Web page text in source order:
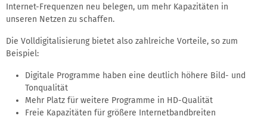
Internet-Frequenzen neu belegen, um mehr Kapazitäten in
unseren Netzen zu schaffen.
Die Volldigitalisierung bietet also zahlreiche Vorteile, so zum
Beispiel:
Digitale Programme haben eine deutlich höhere Bild- und
Tonqualität
Mehr Platz für weitere Programme in HD-Qualität
Freie Kapazitäten für größere Internetbandbreiten